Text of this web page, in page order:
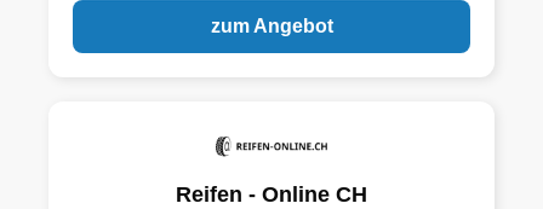
zum Angebot
Reifen - Online CH